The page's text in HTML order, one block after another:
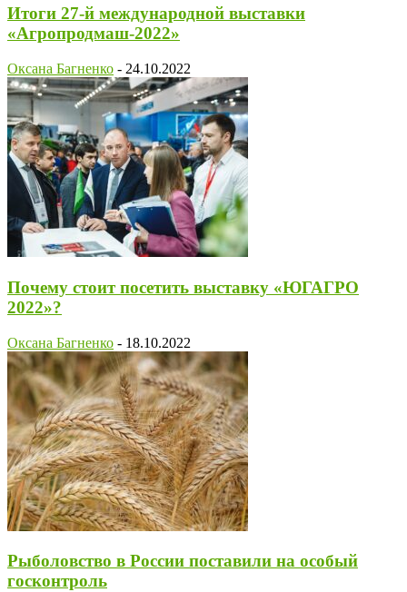
Итоги 27-й международной выставки
«Агропродмаш-2022»
Оксана Багненко - 24.10.2022
Почему стоит посетить выставку «ЮГАГРО
2022»?
Оксана Багненко - 18.10.2022
Рыболовство в России поставили на особый
госконтроль